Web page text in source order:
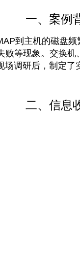
一、案例
到主机的磁盘
等现象。交换
调研后，制定了
二、信息